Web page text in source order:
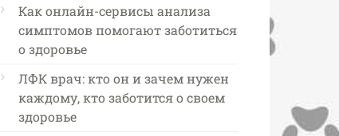
Как онлайн-сервисы анализа
симптомов помогают заботиться
о здоровье
ЛФК врач: кто он и зачем нужен
каждому, кто заботится о своем
здоровье